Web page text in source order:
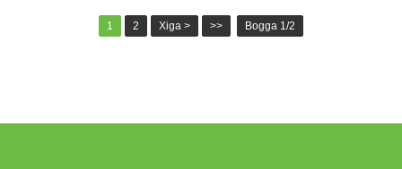
goysyada iyo arthritis-ka
1 2 Xiga > >> Bogga 1/2